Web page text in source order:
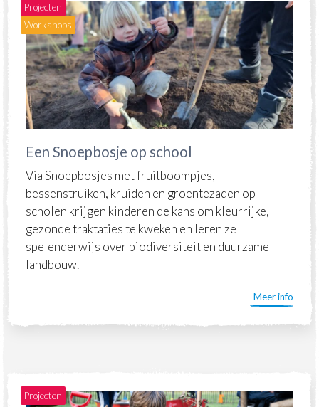
Projecten
Workshops
Een Snoepbosje op school
Via Snoepbosjes met fruitboompjes,
bessenstruiken, kruiden en groentezaden op
scholen krijgen kinderen de kans om kleurrijke,
gezonde traktaties te kweken en leren ze
spelenderwijs over biodiversiteit en duurzame
landbouw.
Meer info
Projecten